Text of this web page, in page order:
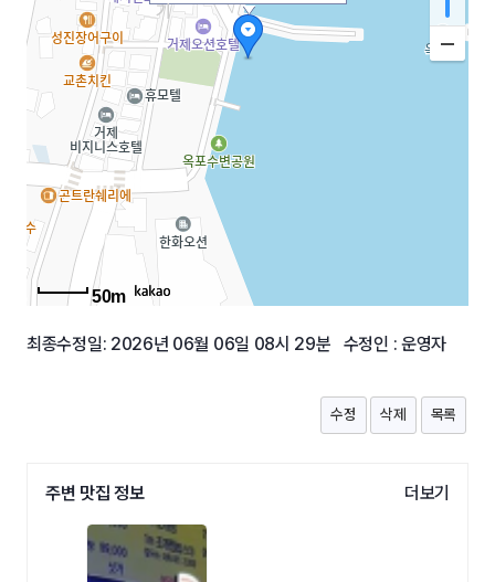
기
50m
최종수정일: 2026년 06월 06일 08시 29분 수정인 : 운영자
수정 삭제 목록
주변 맛집 정보 더보기